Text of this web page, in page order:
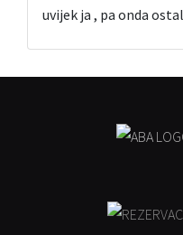
uvijek ja , pa onda